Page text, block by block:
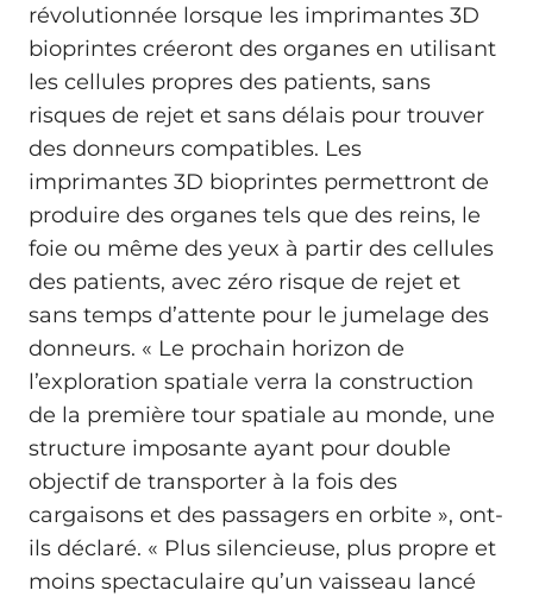
révolutionnée lorsque les imprimantes 3D
bioprintes créeront des organes en utilisant
les cellules propres des patients, sans
risques de rejet et sans délais pour trouver
des donneurs compatibles. Les
imprimantes 3D bioprintes permettront de
produire des organes tels que des reins, le
foie ou même des yeux à partir des cellules
des patients, avec zéro risque de rejet et
sans temps d’attente pour le jumelage des
donneurs. « Le prochain horizon de
l’exploration spatiale verra la construction
de la première tour spatiale au monde, une
structure imposante ayant pour double
objectif de transporter à la fois des
cargaisons et des passagers en orbite », ont-
ils déclaré. « Plus silencieuse, plus propre et
moins spectaculaire qu’un vaisseau lancé